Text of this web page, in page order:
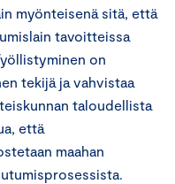
myönteisenä sitä, että
tavoitteissa
on
tekijä ja vahvistaa
taloudellista
että
maahan